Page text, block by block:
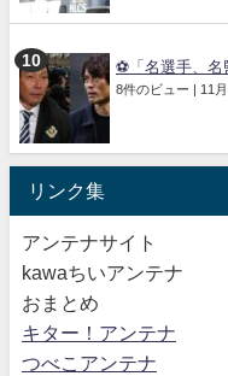
⚽「名選手、名
8件のビュー 11
リンク集
アンテナサイト
kawaちいアンテナ
おまとめ
キター！アンテナ
つべこアンテナ